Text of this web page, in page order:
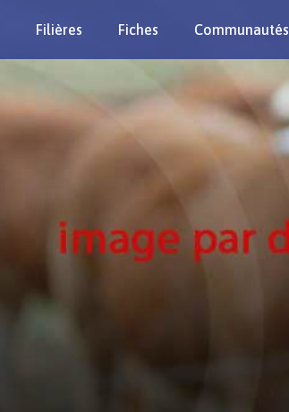
Filières Fiches Communautés